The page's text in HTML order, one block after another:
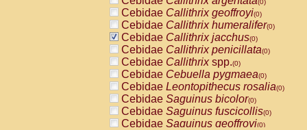
PitheciidaeCallicebusspp.(0)
PitheciidaeChiropotes satanas(0)
PitheciidaePithecia monachus
PitheciidaePithecia pithecia(0)
CercopithecidaeCercocebus agilis
CercopithecidaeCercocebus
CercopithecidaeCercocebus
CercopithecidaeCercocebus
CercopithecidaeCercocebus
CercopithecidaeCercocebushybrid
(0)
Cebidae Callithrix geoffroyi(0)
Cebidae Callithrix humeralifer(0)
Cebidae Callithrix jacchus(0)
Cebidae Callithrix penicillata(0)
Cebidae Callithrixspp.(0)
Cebidae Cebuella pygmaea(0)
Cebidae Leontopithecus rosalia(0)
Cebidae Saguinus bicolor(0)
Cebidae Saguinus fuscicollis(0)
Cebidae Saguinus geoffroyi(0)